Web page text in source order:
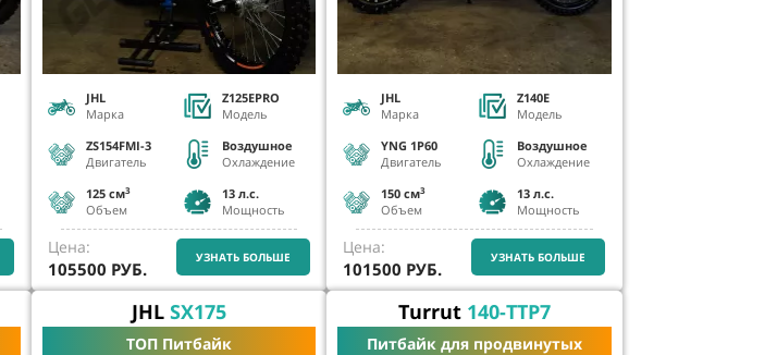
JHL
Марка
ZS154FMI-3
Двигатель
125 см3
Объем
Z125EPRO
Модель
Воздушное
Охлаждение
13л.с.
Мощность
Цена:
105500 РУБ.
УЗНАТЬ БОЛЬШЕ
JHL
Марка
YNG 1P60
Двигатель
150 см3
Объем
Z140E
Модель
Воздушное
Охлаждение
13 л.с.
Мощность
Цена:
101500 РУБ.
УЗНАТЬ БОЛЬШЕ
JHL SX175
ТОП Питбайк
Turrut 140-TTP7
Питбайк для продвинутых